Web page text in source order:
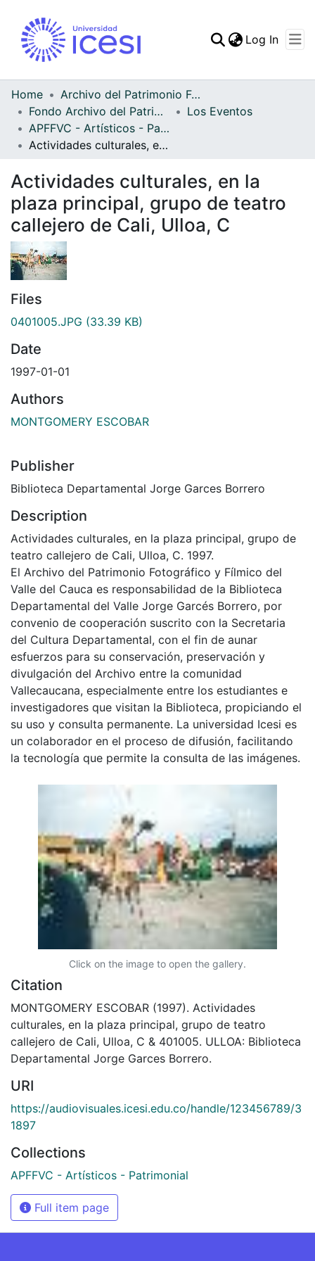
Statistics
Log In
Home
Archivo del Patrimonio Fotográfico y Fílmico del Valle del Cauca
Fondo Archivo del Patrimonio Fotográfico y Fílmico del Valle del Cauca
Los Eventos
APFFVC - Artísticos - Patrimonial
Actividades culturales, en la plaza principal, grupo de teatro callejero de Cali, Ulloa, C
Actividades culturales, en la
plaza principal, grupo de teatro
callejero de Cali, Ulloa, C
Files
0401005.JPG (33.39 KB)
Date
1997-01-01
Authors
MONTGOMERY ESCOBAR
Publisher
Biblioteca Departamental Jorge Garces Borrero
Description
Actividades culturales, en la plaza principal, grupo de
teatro callejero de Cali, Ulloa, C. 1997.
El Archivo del Patrimonio Fotográfico y Fílmico del
Valle del Cauca es responsabilidad de la Biblioteca
Departamental del Valle Jorge Garcés Borrero, por
convenio de cooperación suscrito con la Secretaria
del Cultura Departamental, con el fin de aunar
esfuerzos para su conservación, preservación y
divulgación del Archivo entre la comunidad
Vallecaucana, especialmente entre los estudiantes e
investigadores que visitan la Biblioteca, propiciando el
su uso y consulta permanente. La universidad Icesi es
un colaborador en el proceso de difusión, facilitando
la tecnología que permite la consulta de las imágenes.
Click on the image to open the gallery.
Citation
MONTGOMERY ESCOBAR (1997). Actividades
culturales, en la plaza principal, grupo de teatro
callejero de Cali, Ulloa, C & 401005. ULLOA: Biblioteca
Departamental Jorge Garces Borrero.
URI
https://audiovisuales.icesi.edu.co/handle/123456789/3
1897
Collections
APFFVC - Artísticos - Patrimonial
Full item page